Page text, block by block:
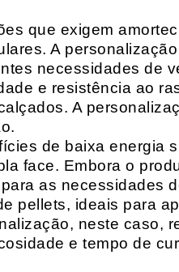
que exigem
A
necessidades de
e resistência ao
A
de baixa energia
face. Embora o
as necessidades
pellets, ideais para
neste caso,
e tempo de